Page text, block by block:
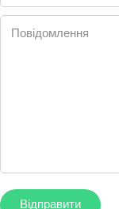
Повідомлення